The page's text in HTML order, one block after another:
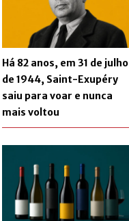
Há 82 anos, em 31 de julho
de 1944, Saint-Exupéry
saiu para voar e nunca
mais voltou